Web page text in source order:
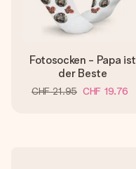
Fotosocken - Papa ist
der Beste
CHF 21.95 CHF 19.76